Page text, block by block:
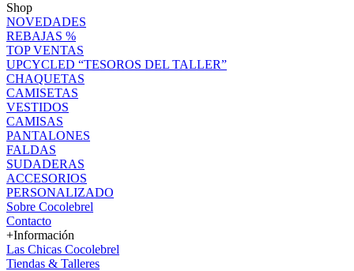
Shop
NOVEDADES
REBAJAS %
TOP VENTAS
UPCYCLED “TESOROS DEL TALLER”
CHAQUETAS
CAMISETAS
VESTIDOS
CAMISAS
PANTALONES
FALDAS
SUDADERAS
ACCESORIOS
PERSONALIZADO
Sobre Cocolebrel
Contacto
+Información
Las Chicas Cocolebrel
Tiendas & Talleres